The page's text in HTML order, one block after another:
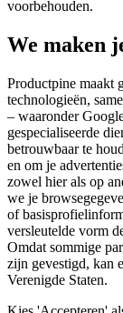
voorbehouden.
We maken
Productpine maakt
technologieën,
– waaronder
gespecialiseerde
betrouwbaar te
en om je
zowel hier als op
we je
of
versleutelde vorm
Omdat sommige
zijn gevestigd, kan
Verenigde Staten.